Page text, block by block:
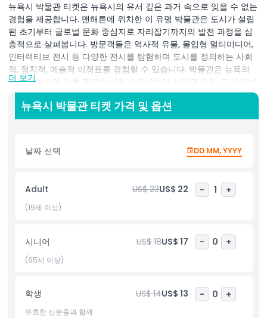
뉴욕시 박물관 티켓은 뉴욕시의 유서 깊은 과거 속으로 잊을 수 없는
경험을 제공합니다. 맨해튼에 위치한 이 유명 박물관은 도시가 설립
된 초기부터 글로벌 문화 중심지로 자리잡기까지의 발전 과정을 심
층적으로 살펴봅니다. 방문객들은 역사적 유물, 몰입형 멀티미디어,
인터랙티브 전시 등 다양한 전시를 탐험하며 도시를 정의하는 사회
적, 정치적, 예술적 이정표를 경험할 수 있습니다. 박물관은 뉴욕의
많은 공동체가 이룬 활기찬 공헌을 기념하며 시민권 운동, 도시 개발,
상징적 건축물과 같은 주제에 대한 독특한 시각을 제공합니다. 패션,
음악, 현대 혁신을 형성하는 뉴욕의 중추적 역할도 발견할 수 있습니
다. 가족, 학생, 호기심 많은 여행객에게 이상적인 이 박물관은 다양
활동을 주최합니다. 연중무휴 운영되어 유연하고 풍요로운 여행 일
정에 추가할 수 있습니다. 뉴욕시에서 꼭 방문해야 할 이 명소를 목
하이라이트
포함 사항
포함되지 않는 사항
더 보기
뉴욕시 박물관 티켓 가격 및 옵션
날짜 선택 DD MM, YYYY
Adult US$ 23US$ 22 - 1 +
(19세 이상)
시니어 US$ 18US$ 17 - 0 +
(65세 이상)
학생 US$ 14US$ 13 - 0 +
유효한 신분증과 함께